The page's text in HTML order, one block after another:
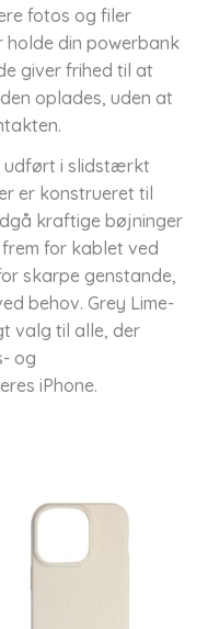
fotos og filer
holde din powerbank
giver frihed til at
oplades, uden at
udført i slidstærkt
er konstrueret til
kraftige bøjninger
for kablet ved
skarpe genstande,
behov. Grey Lime-
valg til alle, der
og
iPhone.